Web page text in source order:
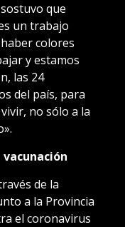
que
un trabajo
colores
y estamos
las 24
del país, para
no sólo a la
de la
a la Provincia
el coronavirus